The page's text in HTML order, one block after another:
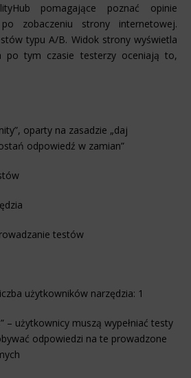
pomagające poznać opinie
zobaczeniu strony internetowej.
typu A/B. Widok strony wyświetla
po tym czasie testerzy oceniają to,
oparty na zasadzie „daj
odpowiedź w zamian”
testów
użytkowników narzędzia: 1
– użytkownicy muszą wypełniać testy
odpowiedzi na te prowadzone